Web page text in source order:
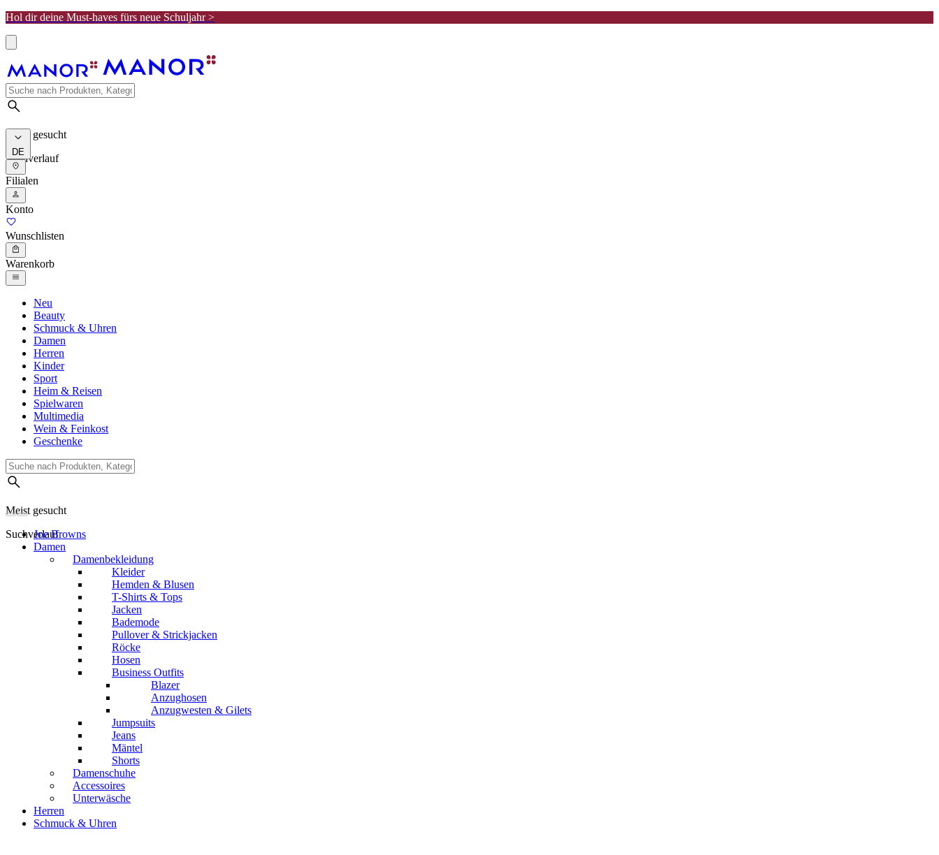
Hol dir deine Must-haves fürs neue Schuljahr >
Meist gesucht
Suchverlauf
DE
Filialen
Konto
Wunschlisten
Warenkorb
Neu
Beauty
Schmuck & Uhren
Damen
Herren
Kinder
Sport
Heim & Reisen
Spielwaren
Multimedia
Wein & Feinkost
Geschenke
Meist gesucht
SuchverlaufJoe Browns
Damen
Damenbekleidung
Kleider
Hemden & Blusen
T-Shirts & Tops
Jacken
Bademode
Pullover & Strickjacken
Röcke
Hosen
Business Outfits
Blazer
Anzughosen
Anzugwesten & Gilets
Jumpsuits
Jeans
Mäntel
Shorts
Damenschuhe
Accessoires
Unterwäsche
Herren
Schmuck & Uhren